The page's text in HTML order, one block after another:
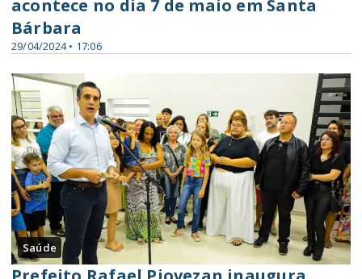
29/04/2024 • 17:06
acontece no dia 7 de maio em Santa
Bárbara
Saúde